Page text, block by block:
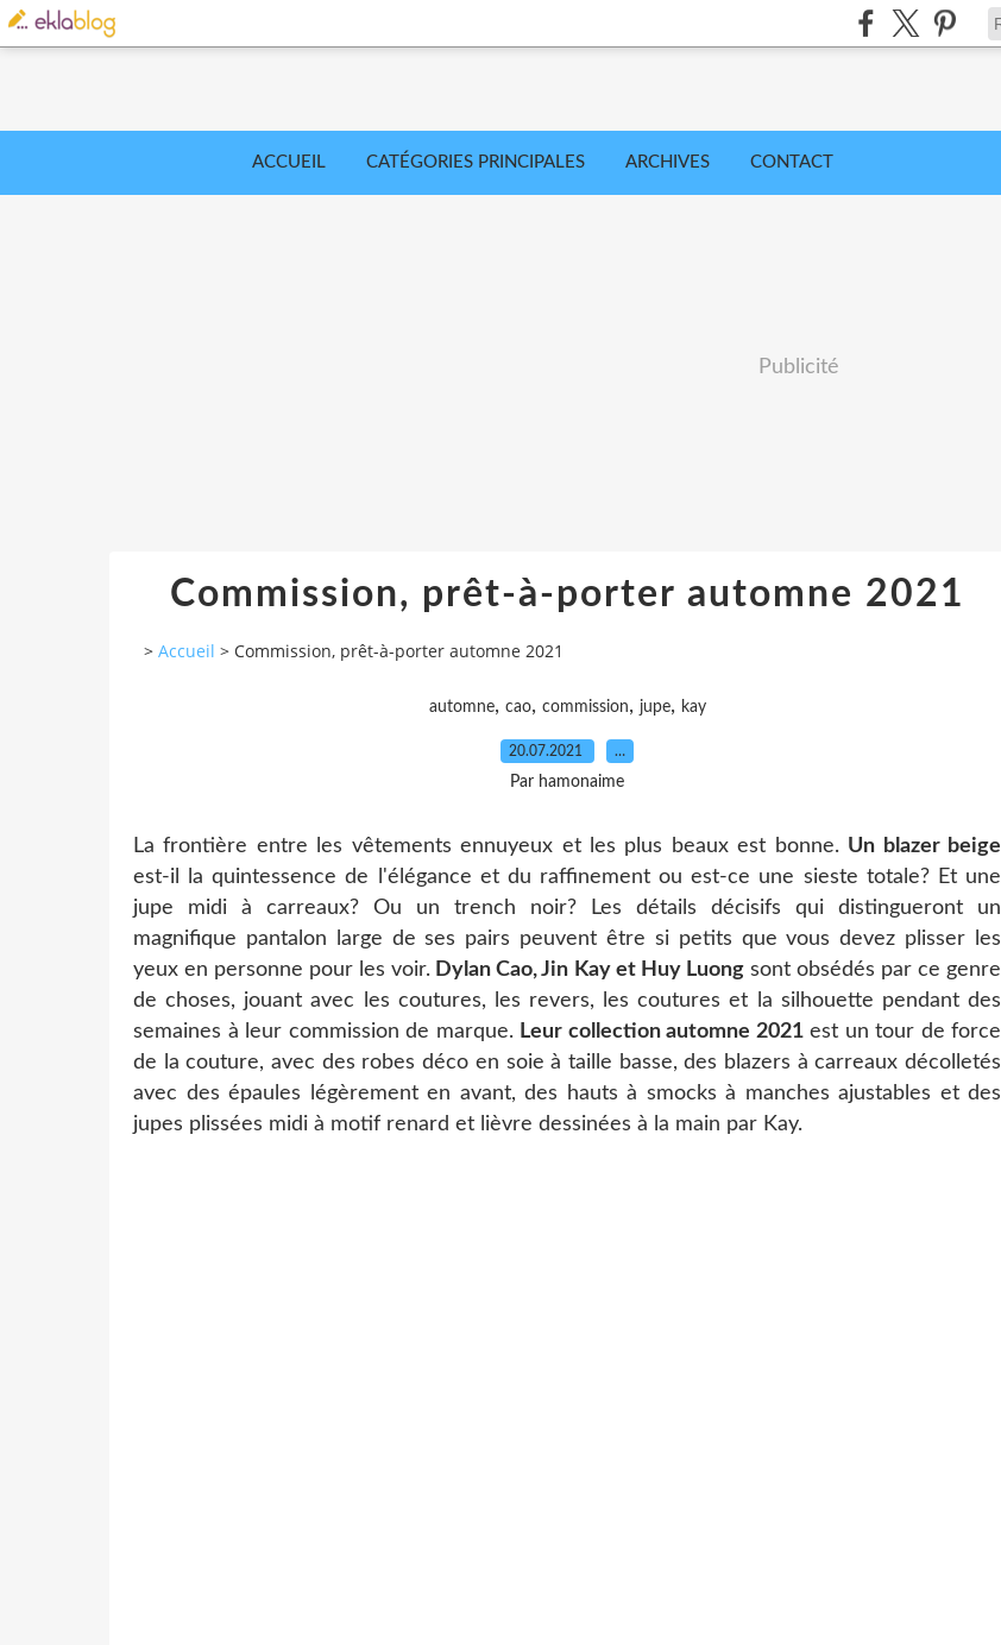
ACCUEIL CATÉGORIES PRINCIPALES ARCHIVES CONTACT
Publicité
Commission, prêt-à-porter automne 2021
> Accueil > Commission, prêt-à-porter automne 2021
automne, cao, commission, jupe, kay
20.07.2021 …
Par hamonaime
La frontière entre les vêtements ennuyeux et les plus beaux est bonne. Un blazer beige
est-il la quintessence de l'élégance et du raffinement ou est-ce une sieste totale? Et une
jupe midi à carreaux? Ou un trench noir? Les détails décisifs qui distingueront un
magnifique pantalon large de ses pairs peuvent être si petits que vous devez plisser les
yeux en personne pour les voir. Dylan Cao, Jin Kay et Huy Luongsont obsédés par ce genre
de choses, jouant avec les coutures, les revers, les coutures et la silhouette pendant des
semaines à leur commission de marque. Leur collection automne 2021est un tour de force
de la couture, avec des robes déco en soie à taille basse, des blazers à carreaux décolletés
avec des épaules légèrement en avant, des hauts à smocks à manches ajustables et des
jupes plissées midi à motif renard et lièvre dessinées à la main par Kay.